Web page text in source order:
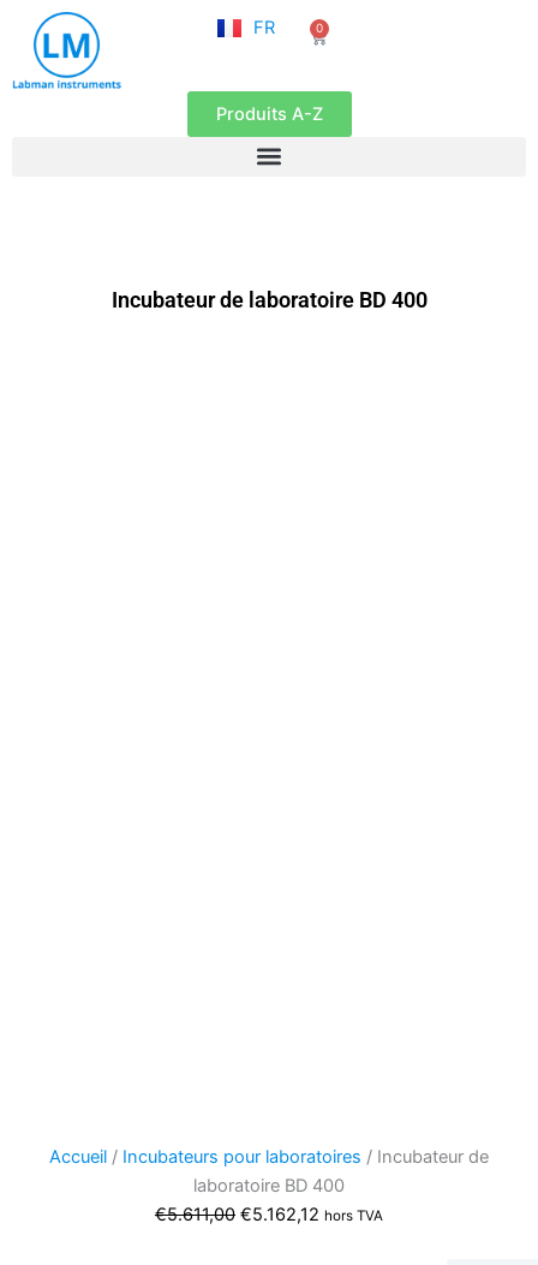
contenu
FR
EN
0
Panier
Produits A-Z
Incubateur de laboratoire BD 400
Accueil / Incubateurs pour laboratoires / Incubateur de
laboratoire BD 400
€5.611,00 Le
€5.162,12 Le
hors TVA